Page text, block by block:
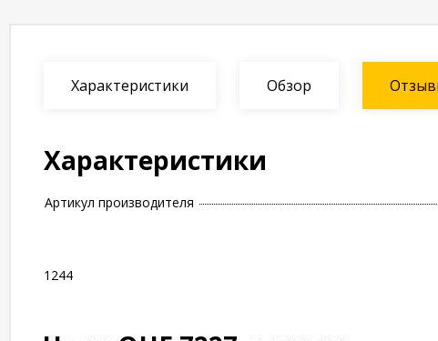
Характеристики Обзор
Характеристики
Артикул производителя
1244